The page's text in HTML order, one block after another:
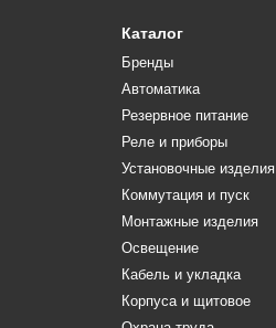
Каталог
Бренды
Автоматика
Резервное питание
Реле и приборы
Установочные изделия
Коммутация и пуск
Монтажные изделия
Освещение
Кабель и укладка
Корпуса и щитовое